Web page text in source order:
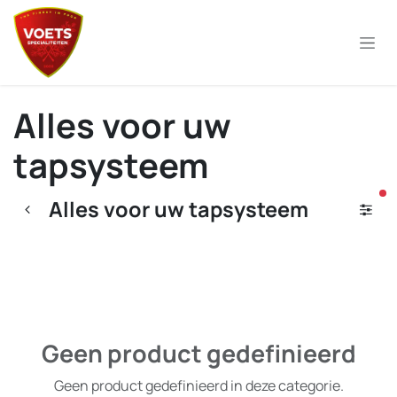
Overslaan naar inhoud
Alles voor uw
tapsysteem
Alles voor uw tapsysteem
Geen product gedefinieerd
Geen product gedefinieerd in deze categorie.